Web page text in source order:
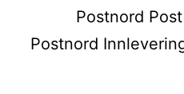
Postnord
Postnord